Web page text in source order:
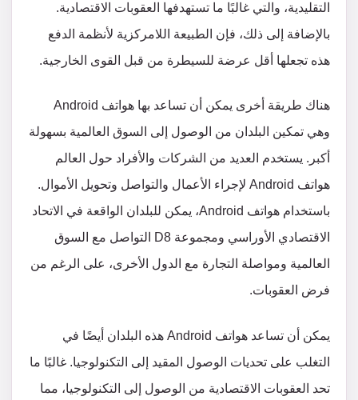
التقليدية، والتي غالبًا ما تستهدفها العقوبات الاقتصادية.
بالإضافة إلى ذلك، فإن الطبيعة اللامركزية لأنظمة الدفع
هذه تجعلها أقل عرضة للسيطرة من قبل القوى الخارجية.
هناك طريقة أخرى يمكن أن تساعد بها هواتف Android
وهي تمكين البلدان من الوصول إلى السوق العالمية بسهولة
أكبر. يستخدم العديد من الشركات والأفراد حول العالم
هواتف Android لإجراء الأعمال والتواصل وتحويل الأموال.
باستخدام هواتف Android، يمكن للبلدان الواقعة في الاتحاد
الاقتصادي الأوراسي ومجموعة D8 التواصل مع السوق
العالمية ومواصلة التجارة مع الدول الأخرى، على الرغم من
فرض العقوبات.
يمكن أن تساعد هواتف Android هذه البلدان أيضًا في
التغلب على تحديات الوصول المقيد إلى التكنولوجيا. غالبًا ما
تحد العقوبات الاقتصادية من الوصول إلى التكنولوجيا، مما